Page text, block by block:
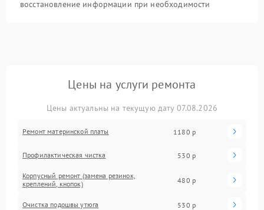
восстановление информации при необходимости
Цены на услуги ремонта
Цены актуальны на текущую дату 07.08.2026
Ремонт материнской платы 1180 р
Профилактическая чистка 530 р
Корпусный ремонт (замена резинок,
креплений, кнопок)
480 р
Очистка подошвы утюга 530 р